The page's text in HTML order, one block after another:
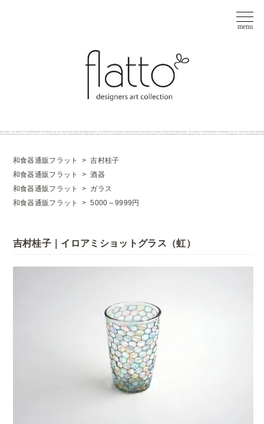
和食器通販フラット >吉村桂子
和食器通販フラット
>酒器
和食器通販フラット
> ガラス
和食器通販フラット
>5000～9999円
吉村桂子｜イロアミショットグラス（虹）